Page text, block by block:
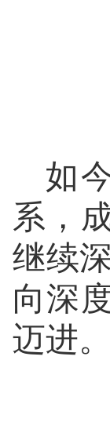
如
系，
继续
向深
迈进。